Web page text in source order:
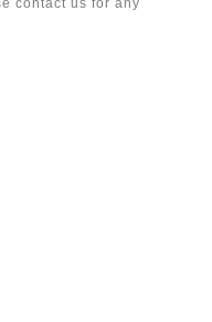
contact us for any